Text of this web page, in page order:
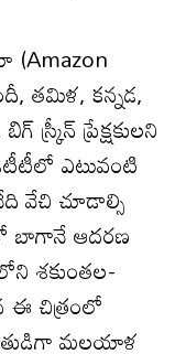
(Amazon
తమిళ, కన్నడ,
ప్రేక్షకులని
ఎటువంటి
వేచి చూడాల్సి
బాగానే ఆదరణ
శకుంతల-
ఈ చిత్రంలో
మలయాళ